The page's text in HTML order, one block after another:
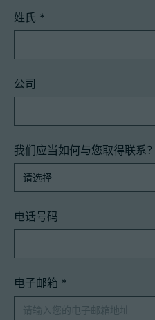
姓氏 *
公司
我们应当如何与您取得联系？
电话号码
电子邮箱 *